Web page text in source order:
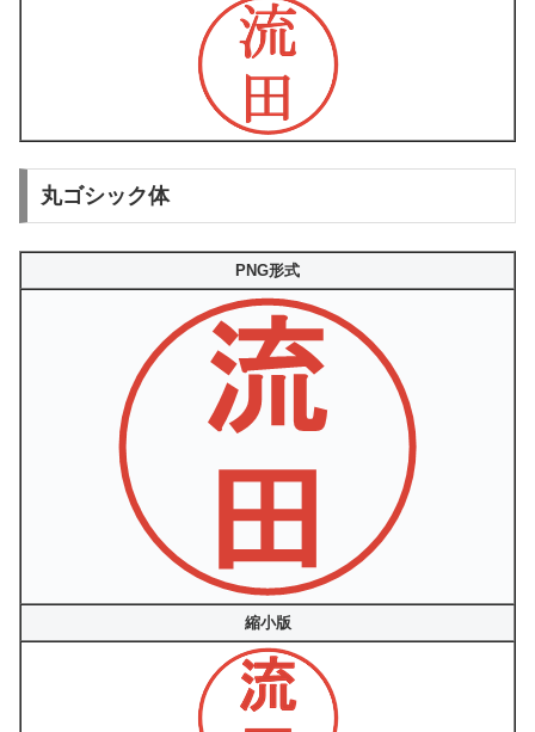
丸ゴシック体
PNG形式
縮小版